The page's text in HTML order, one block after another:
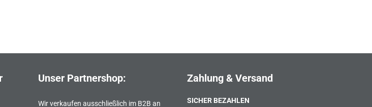
Unser Partnershop:
Wir verkaufen ausschließlich im B2B an
Zahlung & Versand
SICHER BEZAHLEN